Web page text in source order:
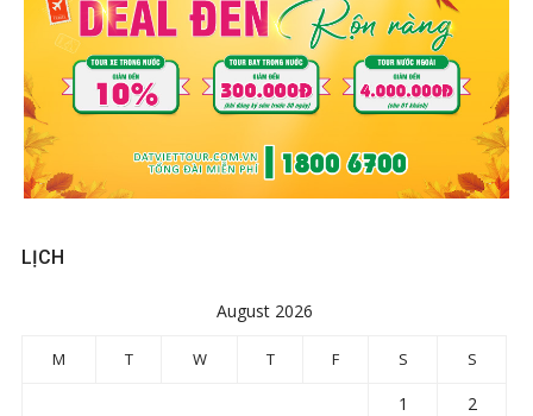
LỊCH
August 2026
M T W T F S S
1
2